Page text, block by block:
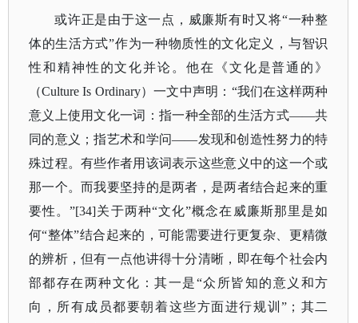
或许正是由于这一点，威廉斯有时又将“一种整
体的生活方式”作为一种物质性的文化定义，与智识
性和精神性的文化并论。他在《文化是普通的》
（Culture Is Ordinary）一文中声明：“我们在这样两种
意义上使用文化一词：指一种全部的生活方式——共
同的意义；指艺术和学问——发现和创造性努力的特
殊过程。有些作者用该词表示这些意义中的这一个或
那一个。而我要坚持的是两者，是两者结合起来的重
要性。”[34]关于两种“文化”概念在威廉斯那里是如
何“整体”结合起来的，可能需要进行更复杂、更精微
的辨析，但有一点他讲得十分清晰，即在每个社会内
部都存在两种文化：其一是“众所皆知的意义和方
向，所有成员都要朝着这些方面进行规训”；其二